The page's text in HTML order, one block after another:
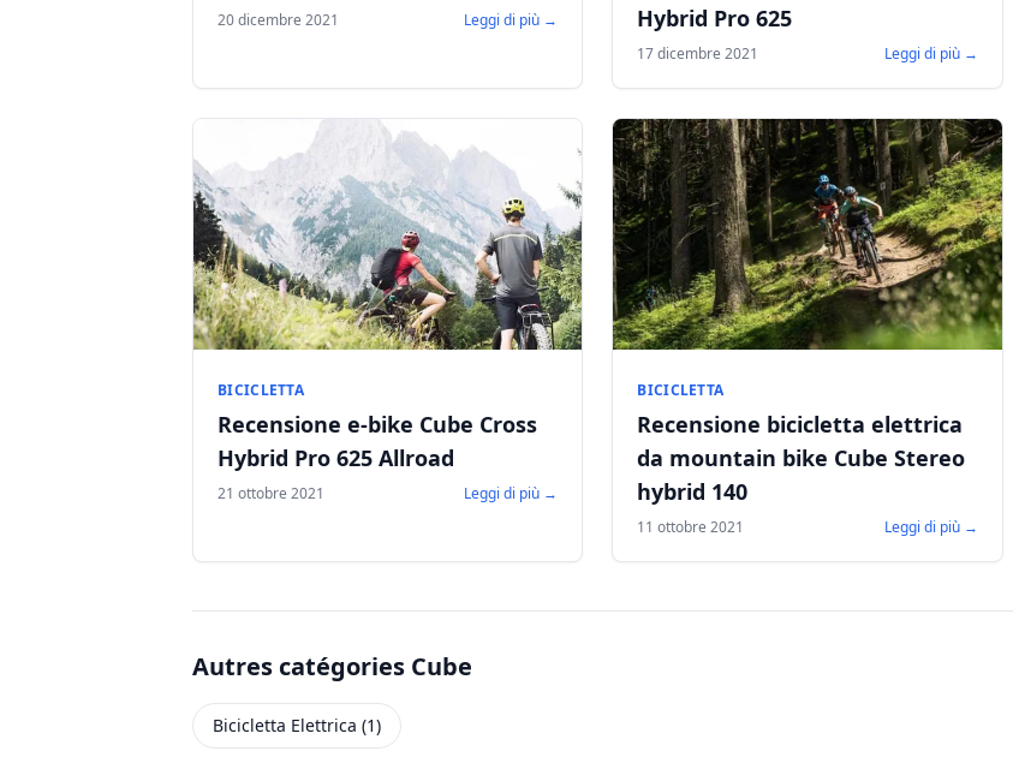
20 dicembre 2021 Leggi di più →
Hybrid Pro 625
17 dicembre 2021 Leggi di più →
BICICLETTA
Recensione e-bike Cube Cross
Hybrid Pro 625 Allroad
21 ottobre 2021 Leggi di più →
BICICLETTA
Recensione bicicletta elettrica
da mountain bike Cube Stereo
hybrid 140
11 ottobre 2021 Leggi di più →
Autres catégories Cube
Bicicletta Elettrica (1)